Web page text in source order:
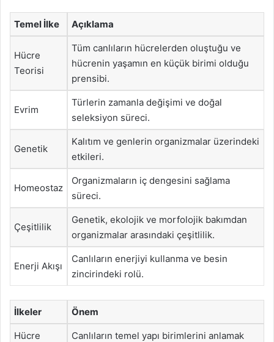
Temel İlke Açıklama
Hücre
Teorisi
Tüm canlıların hücrelerden oluştuğu ve
hücrenin yaşamın en küçük birimi olduğu
prensibi.
Evrim
Türlerin zamanla değişimi ve doğal
seleksiyon süreci.
Genetik
Kalıtım ve genlerin organizmalar üzerindeki
etkileri.
Homeostaz
Organizmaların iç dengesini sağlama
süreci.
Çeşitlilik
Genetik, ekolojik ve morfolojik bakımdan
organizmalar arasındaki çeşitlilik.
Enerji Akışı
Canlıların enerjiyi kullanma ve besin
zincirindeki rolü.
İlkeler Önem
Hücre
Canlıların temel yapı birimlerini anlamak